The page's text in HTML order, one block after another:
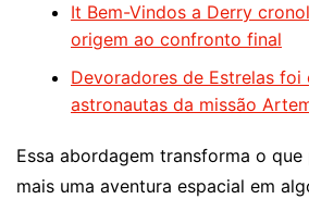
It Bem-Vindos a Derry
origem ao confronto final
Devoradores de Estrelas foi
astronautas da missão
Essa abordagem transforma o
mais uma aventura espacial em